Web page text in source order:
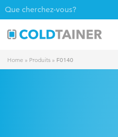
Home » Produits » F0140